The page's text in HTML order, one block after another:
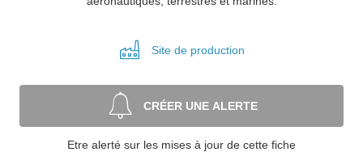
Site de production
CRÉER UNE ALERTE
Etre alerté sur les mises à jour de cette fiche